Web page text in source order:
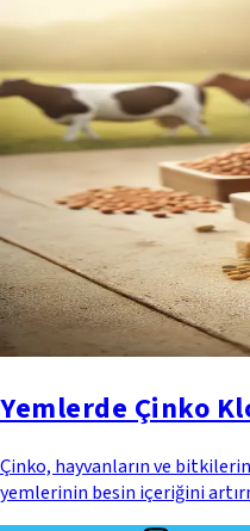
Yemlerde Çinko
Çinko, hayvanların ve
yemlerinin besin içeriğini